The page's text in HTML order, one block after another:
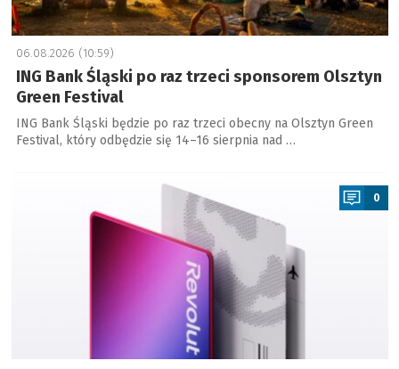
06.08.2026 (10:59)
ING Bank Śląski po raz trzeci sponsorem Olsztyn
Green Festival
ING Bank Śląski będzie po raz trzeci obecny na Olsztyn Green
Festival, który odbędzie się 14–16 sierpnia nad …
0